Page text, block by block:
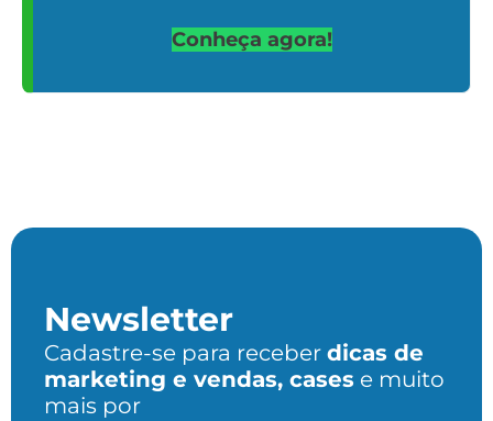
Conheça agora!
Newsletter
Cadastre-se para receber dicas de
marketing e vendas, cases e muito
mais por